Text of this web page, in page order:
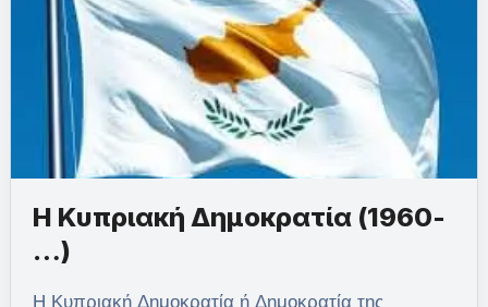
Η Κυπριακή Δημοκρατία (1960-
…)
Η Κυπριακή Δημοκρατία ή Δημοκρατία της